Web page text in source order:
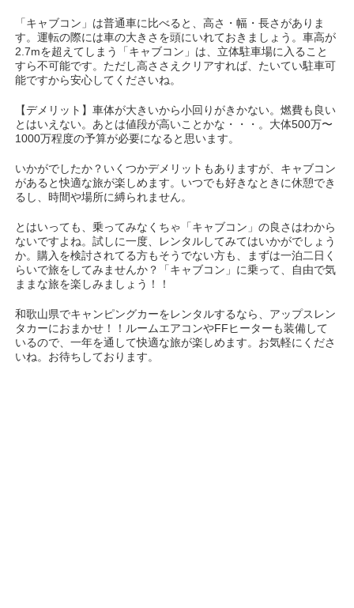
「キャブコン」は普通車に比べると、高さ・幅・長さがありま
す。運転の際には車の大きさを頭にいれておきましょう。車高が
2.7mを超えてしまう「キャブコン」は、立体駐車場に入ること
すら不可能です。ただし高ささえクリアすれば、たいてい駐車可
能ですから安心してくださいね。
【デメリット】車体が大きいから小回りがきかない。燃費も良い
とはいえない。あとは値段が高いことかな・・・。大体500万〜
1000万程度の予算が必要になると思います。
いかがでしたか？いくつかデメリットもありますが、キャブコン
があると快適な旅が楽しめます。いつでも好きなときに休憩でき
るし、時間や場所に縛られません。
とはいっても、乗ってみなくちゃ「キャブコン」の良さはわから
ないですよね。試しに一度、レンタルしてみてはいかがでしょう
か。購入を検討されてる方もそうでない方も、まずは一泊二日く
らいで旅をしてみませんか？「キャブコン」に乗って、自由で気
ままな旅を楽しみましょう！！
和歌山県でキャンピングカーをレンタルするなら、アップスレン
タカーにおまかせ！！ルームエアコンやFFヒーターも装備して
いるので、一年を通して快適な旅が楽しめます。お気軽にくださ
いね。お待ちしております。